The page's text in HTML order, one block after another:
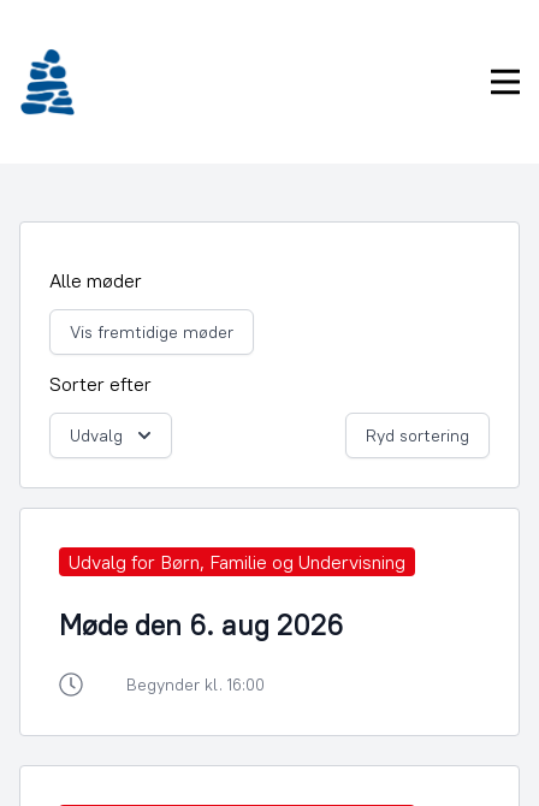
indhold
Alle møder
Vis fremtidige møder
Sorter efter
Udvalg Ryd sortering
Udvalg for Børn, Familie og Undervisning
Møde den 6. aug 2026
Begynder kl. 16:00